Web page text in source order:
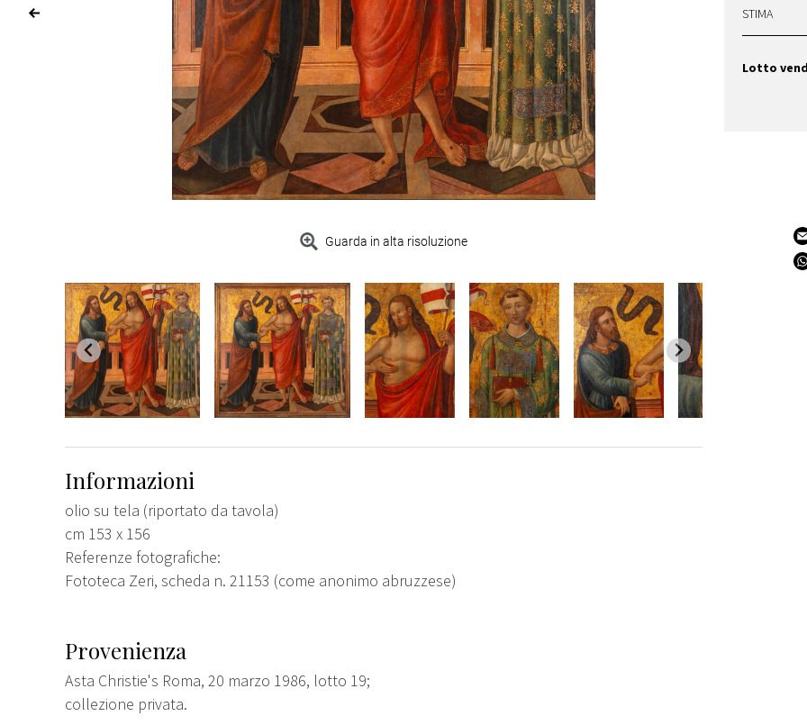
Guarda in alta risoluzione
STIMA
Lotto
Informazioni
olio su tela (riportato da tavola)
cm 153 x 156
Referenze fotografiche:
Fototeca Zeri, scheda n. 21153 (come anonimo abruzzese)
Provenienza
Asta Christie's Roma, 20 marzo 1986, lotto 19;
collezione privata.